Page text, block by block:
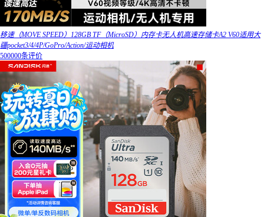
移速（MOVE SPEED）128GB TF（MicroSD）内存卡无人机高速存储卡A2 V60适用大
疆pocket3/4/4P/GoPro/Action/运动相机
500000条评价